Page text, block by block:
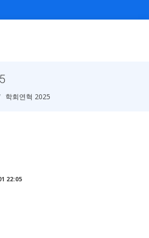
학회연혁 2025
22:05